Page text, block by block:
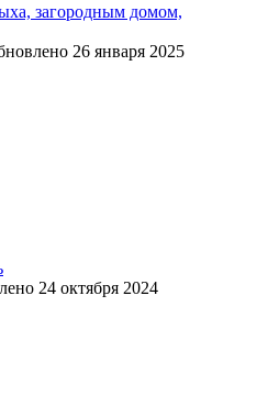
загородным домом,
26 января 2025
24 октября 2024